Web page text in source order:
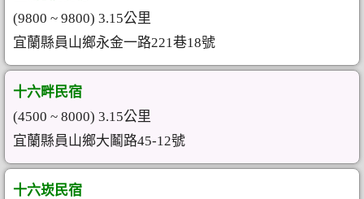
(9800 ~ 9800) 3.15公里
宜蘭縣員山鄉永金一路221巷18號
十六畔民宿
(4500 ~ 8000) 3.15公里
宜蘭縣員山鄉大鬮路45-12號
十六崁民宿